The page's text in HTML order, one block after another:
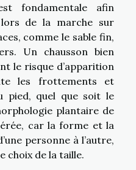
fondamentale afin
de la marche sur
comme le sable fin,
Un chausson bien
le risque d’apparition
les frottements et
pied, quel que soit le
plantaire de
car la forme et la
personne à l’autre,
choix de la taille.